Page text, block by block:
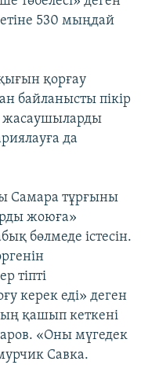
530 мыңдай
қорғау
байланысты пікір
жасаушыларды
да
Самара тұрғыны
жоюға»
бөлмеде істесін.
тіпті
керек еді» деген
қашып кеткені
«Оны мүгедек
Савка.